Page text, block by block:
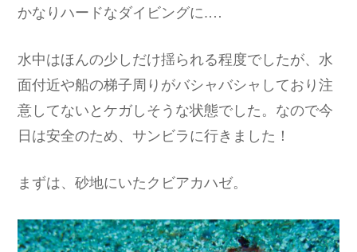
かなりハードなダイビングに.…
水中はほんの少しだけ揺られる程度でしたが、水
面付近や船の梯子周りがバシャバシャしており注
意してないとケガしそうな状態でした。なので今
日は安全のため、サンビラに行きました！
まずは、砂地にいたクビアカハゼ。